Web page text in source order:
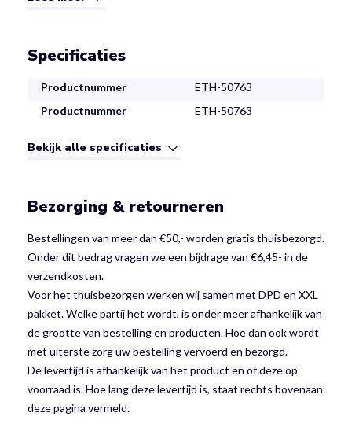
Specificaties
Productnummer
ETH-50763
Productnummer
ETH-50763
Bekijk alle specificaties
Bezorging & retourneren
Bestellingen van meer dan €50,- worden gratis thuisbezorgd.
Onder dit bedrag vragen we een bijdrage van €6,45- in de
verzendkosten.
Voor het thuisbezorgen werken wij samen met DPD en XXL
pakket. Welke partij het wordt, is onder meer afhankelijk van
de grootte van bestelling en producten. Hoe dan ook wordt
met uiterste zorg uw bestelling vervoerd en bezorgd.
De levertijd is afhankelijk van het product en of deze op
voorraad is. Hoe lang deze levertijd is, staat rechts bovenaan
deze pagina vermeld.